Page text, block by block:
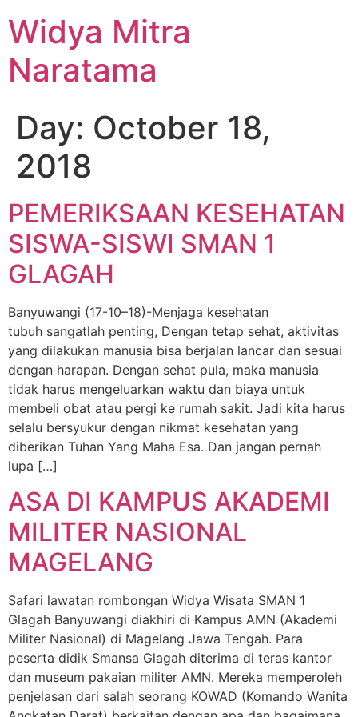
Widya Mitra
Naratama
Day: October 18,
2018
PEMERIKSAAN KESEHATAN
SISWA-SISWI SMAN 1
GLAGAH
Banyuwangi (17-10–18)-Menjaga kesehatan
tubuh sangatlah penting, Dengan tetap sehat, aktivitas
yang dilakukan manusia bisa berjalan lancar dan sesuai
dengan harapan. Dengan sehat pula, maka manusia
tidak harus mengeluarkan waktu dan biaya untuk
membeli obat atau pergi ke rumah sakit. Jadi kita harus
selalu bersyukur dengan nikmat kesehatan yang
diberikan Tuhan Yang Maha Esa. Dan jangan pernah
lupa […]
ASA DI KAMPUS AKADEMI
MILITER NASIONAL
MAGELANG
Safari lawatan rombongan Widya Wisata SMAN 1
Glagah Banyuwangi diakhiri di Kampus AMN (Akademi
Militer Nasional) di Magelang Jawa Tengah. Para
peserta didik Smansa Glagah diterima di teras kantor
dan museum pakaian militer AMN. Mereka memperoleh
penjelasan dari salah seorang KOWAD (Komando Wanita